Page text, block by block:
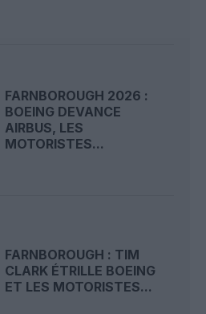
FARNBOROUGH 2026 :
BOEING DEVANCE
AIRBUS, LES
MOTORISTES...
FARNBOROUGH : TIM
CLARK ÉTRILLE BOEING
ET LES MOTORISTES...